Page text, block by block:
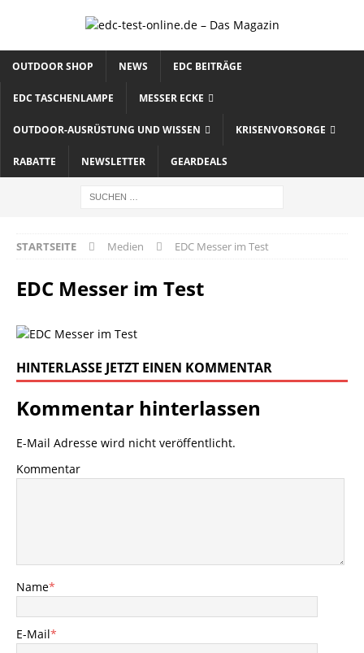
OUTDOOR SHOP NEWS EDC BEITRÄGE
EDC TASCHENLAMPE MESSER ECKE
OUTDOOR-AUSRÜSTUNG UND WISSEN KRISENVORSORGE
RABATTE NEWSLETTER GEARDEALS
STARTSEITE Medien EDC Messer im Test
EDC Messer im Test
HINTERLASSE JETZT EINEN KOMMENTAR
Kommentar hinterlassen
E-Mail Adresse wird nicht veröffentlicht.
Kommentar
Name*
E-Mail*